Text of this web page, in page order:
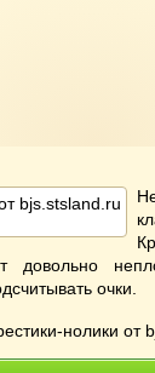
довольно
очки.